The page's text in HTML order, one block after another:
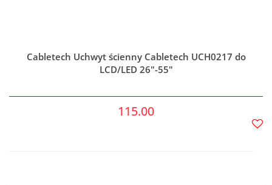
Cabletech Uchwyt ścienny Cabletech UCH0217 do
LCD/LED 26"-55"
115.00